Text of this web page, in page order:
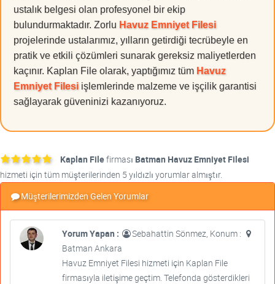
ustalık belgesi olan profesyonel bir ekip
bulundurmaktadır. Zorlu Havuz Emniyet Filesi
projelerinde ustalarımız, yılların getirdiği tecrübeyle en
pratik ve etkili çözümleri sunarak gereksiz maliyetlerden
kaçınır. Kaplan File olarak, yaptığımız tüm Havuz
Emniyet Filesi işlemlerinde malzeme ve işçilik garantisi
sağlayarak güveninizi kazanıyoruz.
Kaplan Filefirması Batman Havuz Emniyet Filesi
hizmeti için tüm müşterilerinden 5 yıldızlı yorumlar almıştır.
Müşterilerimizden Gelen Yorumlar
Yorum Yapan :
Sebahattin Sönmez, Konum :
Batman Ankara
Havuz Emniyet Filesi hizmeti için Kaplan File
firmasıyla iletişime geçtim. Telefonda gösterdikleri